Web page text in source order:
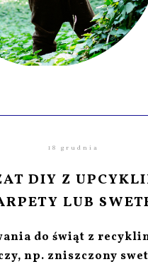
18 grudnia
DIY Z
LUB
do świąt z
np. zniszczony